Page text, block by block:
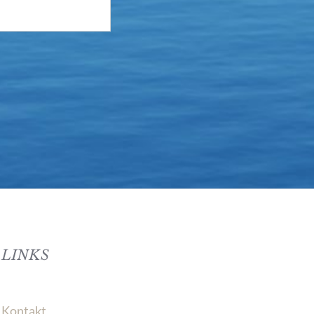
LINKS
Kontakt